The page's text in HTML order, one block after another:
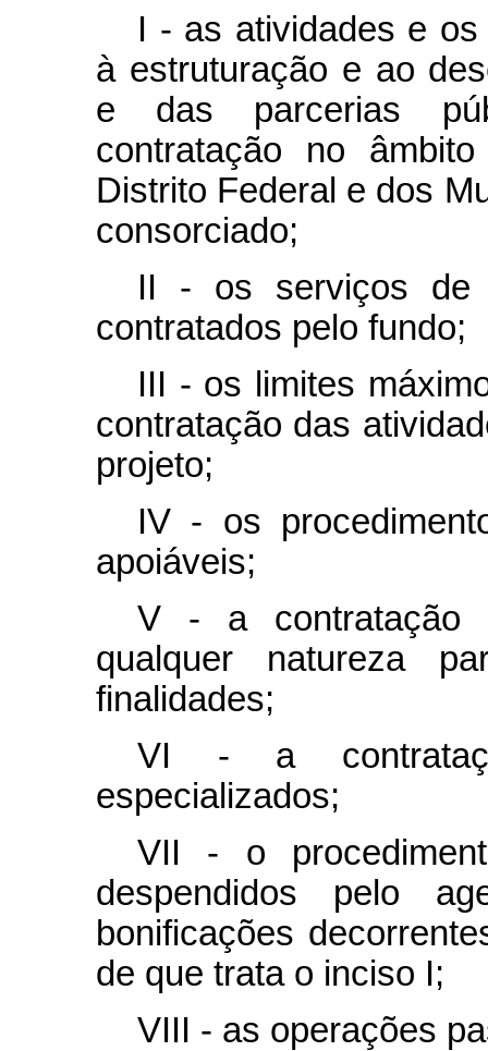
I - as atividades e
à estruturação e ao
e das parcerias
contratação no
Distrito Federal e dos
consorciado;
II - os serviços de
contratados pelo fundo;
III - os limites
contratação das
projeto;
IV - os
apoiáveis;
V - a contratação
qualquer natureza
finalidades;
VI - a
especializados;
VII - o
despendidos pelo
bonificações
de que trata o inciso I;
VIII - as operações